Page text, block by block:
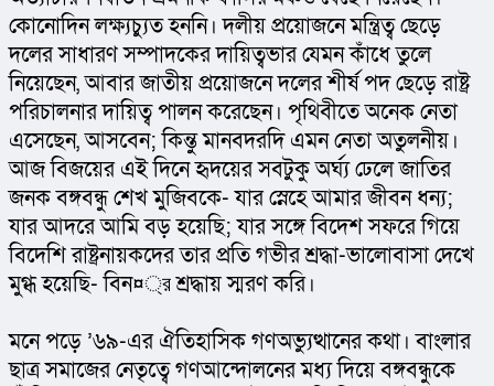
কোনোদিন লক্ষ্যচ্যুত হননি। দলীয় প্রয়োজনে মন্ত্রিত্ব ছেড়ে
দলের সাধারণ সম্পাদকের দায়িত্বভার যেমন কাঁধে তুলে
নিয়েছেন, আবার জাতীয় প্রয়োজনে দলের শীর্ষ পদ ছেড়ে রাষ্ট্র
পরিচালনার দায়িত্ব পালন করেছেন। পৃথিবীতে অনেক নেতা
এসেছেন, আসবেন; কিন্তু মানবদরদি এমন নেতা অতুলনীয়।
আজ বিজয়ের এই দিনে হৃদয়ের সবটুকু অর্ঘ্য ঢেলে জাতির
জনক বঙ্গবন্ধু শেখ মুজিবকে- যার স্নেহে আমার জীবন ধন্য;
যার আদরে আমি বড় হয়েছি; যার সঙ্গে বিদেশ সফরে গিয়ে
বিদেশি রাষ্ট্রনায়কদের তার প্রতি গভীর শ্রদ্ধা-ভালোবাসা দেখে
মুগ্ধ হয়েছি- বিন¤্র শ্রদ্ধায় স্মরণ করি।
মনে পড়ে ’৬৯-এর ঐতিহাসিক গণঅভ্যুত্থানের কথা। বাংলার
ছাত্র সমাজের নেতৃত্বে গণআন্দোলনের মধ্য দিয়ে বঙ্গবন্ধুকে